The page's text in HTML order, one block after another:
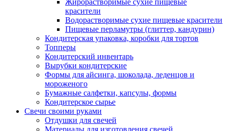
красители
Водорастворимые сухие пищевые красители
Пищевые перламутры (глиттер, кандурин)
Кондитерская упаковка, коробки для тортов
Топперы
Кондитерский инвентарь
Вырубки кондитерские
Формы для айсинга, шоколада, леденцов и
мороженого
Бумажные салфетки, капсулы, формы
Кондитерское сырье
Свечи своими руками
Отдушки для свечей
Материалы для изготовления свечей